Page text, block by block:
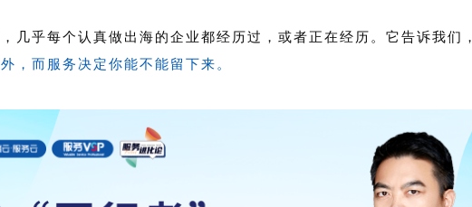
几乎每个认真做出海的企业都经历过，或者正在经历。它告诉我们，
，而服务决定你能不能留下来。